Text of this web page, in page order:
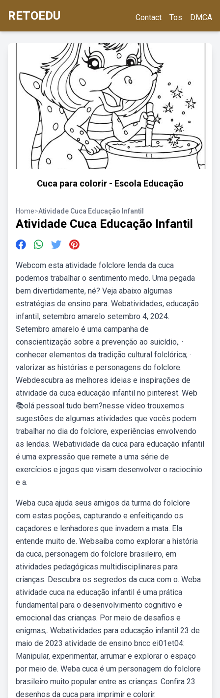
RETOEDU Contact Tos DMCA
Cuca para colorir - Escola Educação
Home>Atividade Cuca Educação Infantil
Atividade Cuca Educação Infantil
Webcom esta atividade folclore lenda da cuca
podemos trabalhar o sentimento medo. Uma pegada
bem divertidamente, né? Veja abaixo algumas
estratégias de ensino para. Webatividades, educação
infantil, setembro amarelo setembro 4, 2024.
Setembro amarelo é uma campanha de
conscientização sobre a prevenção ao suicídio,. ·
conhecer elementos da tradição cultural folclórica; ·
valorizar as histórias e personagens do folclore.
Webdescubra as melhores ideias e inspirações de
atividade da cuca educação infantil no pinterest. Web
📚olá pessoal tudo bem?nesse vídeo trouxemos
sugestões de algumas atividades que vocês podem
trabalhar no dia do folclore, experiências envolvendo
as lendas. Webatividade da cuca para educação infantil
é uma expressão que remete a uma série de
exercícios e jogos que visam desenvolver o raciocínio
e a.
Weba cuca ajuda seus amigos da turma do folclore
com estas poções, capturando e enfeitiçando os
caçadores e lenhadores que invadem a mata. Ela
entende muito de. Websaiba como explorar a história
da cuca, personagem do folclore brasileiro, em
atividades pedagógicas multidisciplinares para
crianças. Descubra os segredos da cuca com o. Weba
atividade cuca na educação infantil é uma prática
fundamental para o desenvolvimento cognitivo e
emocional das crianças. Por meio de desafios e
enigmas,. Webatividades para educação infantil 23 de
maio de 2023 atividade de ensino bncc ei01et04:
Manipular, experimentar, arrumar e explorar o espaço
por meio de. Weba cuca é um personagem do folclore
brasileiro muito popular entre as crianças. Confira 23
desenhos da cuca para imprimir e colorir.